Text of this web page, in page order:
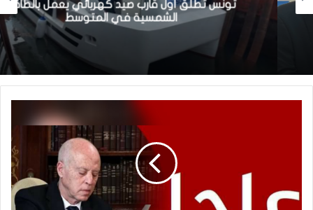
تونس تطلق أول قارب صيد كهربائي يعمل بالطاقة
الشمسية في المتوسط